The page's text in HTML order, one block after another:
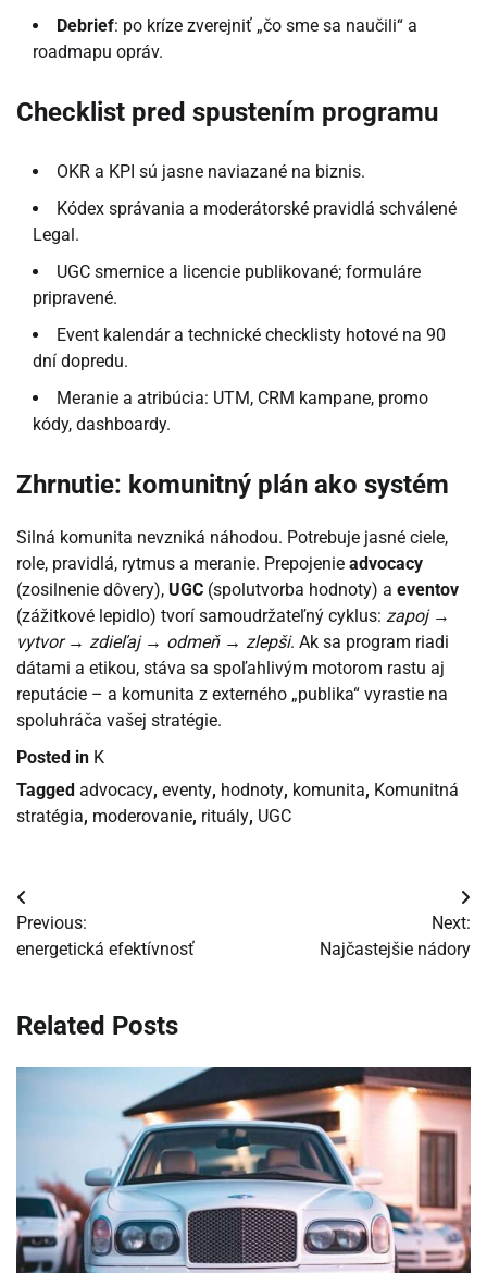
Debrief: po kríze zverejniť „čo sme sa naučili“ a
roadmapu opráv.
Checklist pred spustením programu
OKR a KPI sú jasne naviazané na biznis.
Kódex správania a moderátorské pravidlá schválené
Legal.
UGC smernice a licencie publikované; formuláre
pripravené.
Event kalendár a technické checklisty hotové na 90
dní dopredu.
Meranie a atribúcia: UTM, CRM kampane, promo
kódy, dashboardy.
Zhrnutie: komunitný plán ako systém
Silná komunita nevzniká náhodou. Potrebuje jasné ciele,
role, pravidlá, rytmus a meranie. Prepojenie advocacy
(zosilnenie dôvery), UGC (spolutvorba hodnoty) a eventov
(zážitkové lepidlo) tvorí samoudržateľný cyklus: zapoj →
vytvor → zdieľaj → odmeň → zlepši. Ak sa program riadi
dátami a etikou, stáva sa spoľahlivým motorom rastu aj
reputácie – a komunita z externého „publika“ vyrastie na
spoluhráča vašej stratégie.
Posted in K
Tagged advocacy, eventy, hodnoty, komunita, Komunitná
stratégia, moderovanie, rituály, UGC
Navigácia
v
Previous:
energetická efektívnosť
Next:
Najčastejšie nádory
Related Posts